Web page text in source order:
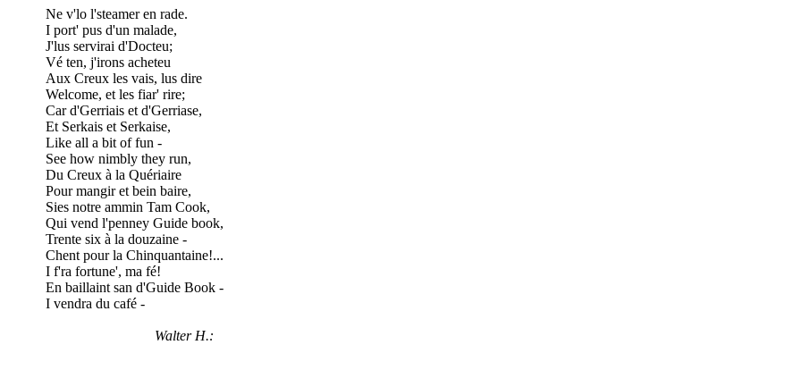
Ne v'lo l'steamer en rade.
I port' pus d'un malade,
J'lus servirai d'Docteu;
Vé ten, j'irons acheteu
Aux Creux les vais, lus dire
Welcome, et les fiar' rire;
Car d'Gerriais et d'Gerriase,
Et Serkais et Serkaise,
Like all a bit of fun -
See how nimbly they run,
Du Creux à la Quériaire
Pour mangir et bein baire,
Sies notre ammin Tam Cook,
Qui vend l'penney Guide book,
Trente six à la douzaine -
Chent pour la Chinquantaine!...
I f'ra fortune', ma fé!
En baillaint san d'Guide Book -
I vendra du café -
Walter H.: